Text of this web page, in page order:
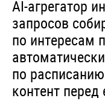
AI-агрегатор
запросов
по интересам
по
контент перед